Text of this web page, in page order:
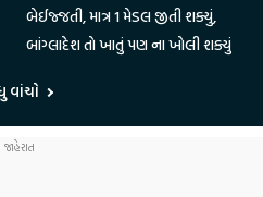
બેઈજ્જતી, માત્ર 1 મેડલ જીતી શક્યું,
બાંગ્લાદેશ તો ખાતું પણ ના ખોલી શક્યું
વાંચો